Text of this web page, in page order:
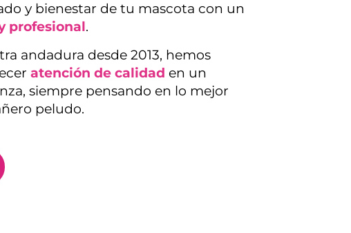
y bienestar de tu mascota con un
profesional.
andadura desde 2013, hemos
atención de calidad en un
siempre pensando en lo mejor
peludo.